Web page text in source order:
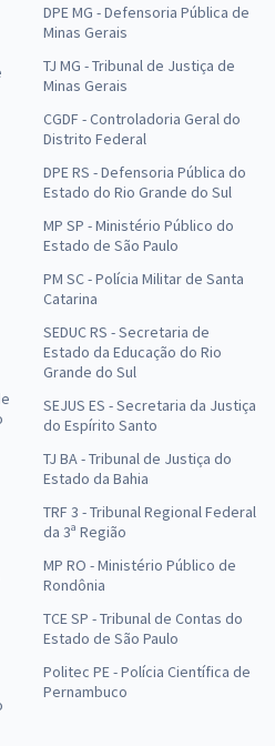
DPE MG - Defensoria Pública de
Minas Gerais
TJ MG - Tribunal de Justiça de
Minas Gerais
CGDF - Controladoria Geral do
Distrito Federal
DPE RS - Defensoria Pública do
Estado do Rio Grande do Sul
MP SP - Ministério Público do
Estado de São Paulo
PM SC - Polícia Militar de Santa
Catarina
SEDUC RS - Secretaria de
Estado da Educação do Rio
Grande do Sul
SEJUS ES - Secretaria da Justiça
do Espírito Santo
TJ BA - Tribunal de Justiça do
Estado da Bahia
TRF 3 - Tribunal Regional Federal
da 3ª Região
MP RO - Ministério Público de
Rondônia
TCE SP - Tribunal de Contas do
Estado de São Paulo
Politec PE - Polícia Científica de
Pernambuco